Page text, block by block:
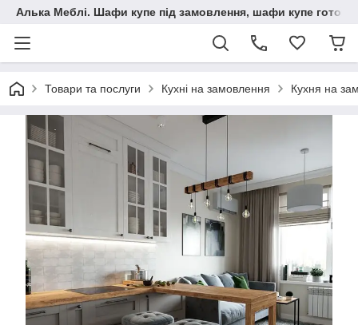
Алька Меблі. Шафи купе під замовлення, шафи купе готові,
Товари та послуги Кухні на замовлення Кухня на